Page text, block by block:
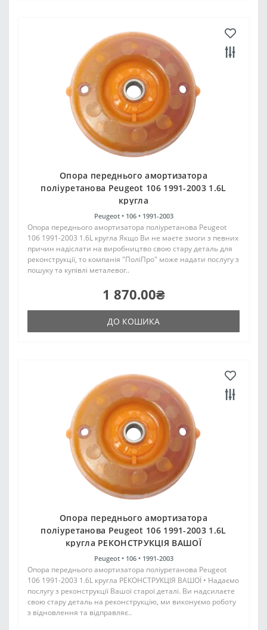
Опора переднього амортизатора
поліуретанова Peugeot 106 1991-2003 1.6L
кругла
Peugeot • 106 • 1991-2003
Опора переднього амортизатора поліуретанова Peugeot
106 1991-2003 1.6L кругла Якщо Ви не маєте змоги з певних
причин надіслати на виробництво свою стару деталь для
реконструкції, то компанія "ПоліПро" може надати послугу з
пошуку та купівлі металевог..
1 870.00₴
ДО КОШИКА
Опора переднього амортизатора
поліуретанова Peugeot 106 1991-2003 1.6L
кругла РЕКОНСТРУКЦІЯ ВАШОЇ
Peugeot • 106 • 1991-2003
Опора переднього амортизатора поліуретанова Peugeot
106 1991-2003 1.6L кругла РЕКОНСТРУКЦІЯ ВАШОЇ • Надаємо
послугу з реконструкції Вашої старої деталі. Ви надсилаєте
свою стару деталь на реконструкцію, ми виконуємо роботу
з відновлення та відправляє..